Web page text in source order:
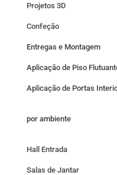
Projetos 3D
Confeção
Entregas e Montagem
Aplicação de Piso
Aplicação de Portas
por ambiente
Hall Entrada
Salas de Jantar